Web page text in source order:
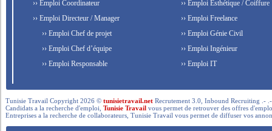
›› Emploi Coordinateur
›› Emploi Directeur / Manager
›› Emploi Chef de projet
›› Emploi Chef d’équipe
›› Emploi Responsable
›› Emploi Esthétique / Coiffure
›› Emploi Freelance
›› Emploi Génie Civil
›› Emploi Ingénieur
›› Emploi IT
Tunisie Travail Copyright 2026 ©tunisietravail.net Recrutement 3.0, Inbound Recruiting .-
Candidats a la recherche d'emploi,Tunisie Travail vous permet de retrouver des offres
Entreprises a la recherche de collaborateurs, Tunisie Travail vous permet de diffuser vos